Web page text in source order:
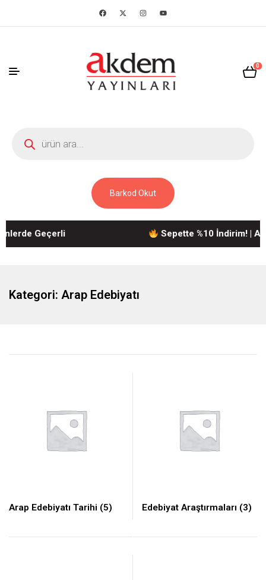
0
Barkod Okut
Geçerli Sepette %10 İndirim! |
Kategori: Arap Edebiyatı
Arap Edebiyatı Tarihi (5) Edebiyat Araştırmaları (3)